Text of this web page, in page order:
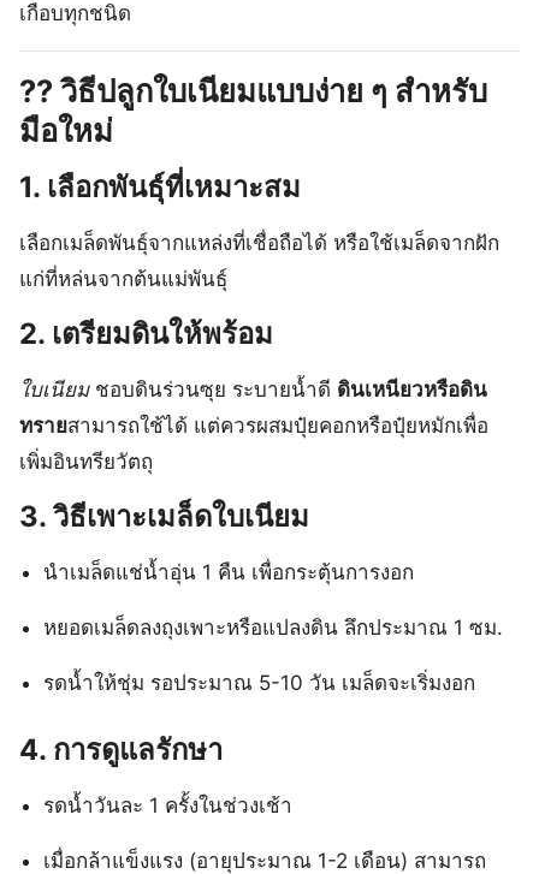
เกือบทุกชนิด
?‍?วิธีปลูกใบเนียมแบบง่าย ๆ สำหรับ
มือใหม่
1. เลือกพันธุ์ที่เหมาะสม
เลือกเมล็ดพันธุ์จากแหล่งที่เชื่อถือได้ หรือใช้เมล็ดจากฝัก
แก่ที่หล่นจากต้นแม่พันธุ์
2. เตรียมดินให้พร้อม
ใบเนียมชอบดินร่วนซุย ระบายน้ำดี ดินเหนียวหรือดิน
ทรายสามารถใช้ได้ แต่ควรผสมปุ๋ยคอกหรือปุ๋ยหมักเพื่อ
เพิ่มอินทรียวัตถุ
3. วิธีเพาะเมล็ดใบเนียม
นำเมล็ดแช่น้ำอุ่น 1 คืน เพื่อกระตุ้นการงอก
หยอดเมล็ดลงถุงเพาะหรือแปลงดิน ลึกประมาณ 1 ซม.
รดน้ำให้ชุ่ม รอประมาณ 5-10 วัน เมล็ดจะเริ่มงอก
4. การดูแลรักษา
รดน้ำวันละ 1 ครั้งในช่วงเช้า
เมื่อกล้าแข็งแรง (อายุประมาณ 1-2 เดือน) สามารถ